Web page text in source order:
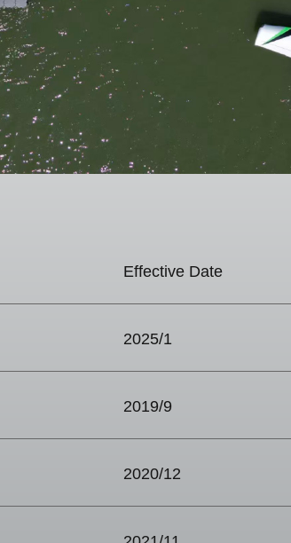
Effective Date
2025/1
2019/9
2020/12